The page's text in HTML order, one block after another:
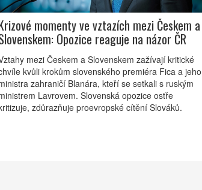
momenty ve vztazích mezi Českem a
Opozice reaguje na názor ČR
mezi Českem a Slovenskem zažívají kritické
kvůli krokům slovenského premiéra Fica a jeho
zahraničí Blanára, kteří se setkali s ruským
Lavrovem. Slovenská opozice ostře
zdůrazňuje proevropské cítění Slováků.